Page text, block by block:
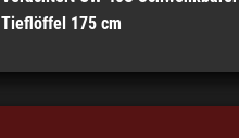
Tieflöffel 175 cm